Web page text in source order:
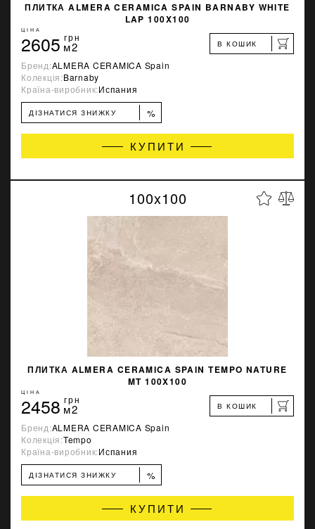
ПЛИТКА ALMERA CERAMICA SPAIN BARNABY WHITE
LAP 100X100
ЦІНА
2605 грн
м2 В КОШИК
Бренд:ALMERA CERAMICA Spain
Колекція:Barnaby
Країна-виробник:Испания
ДІЗНАТИСЯ ЗНИЖКУ %
КУПИТИ
100x100
ПЛИТКА ALMERA CERAMICA SPAIN TEMPO NATURE
MT 100X100
ЦІНА
2458 грн
м2 В КОШИК
Бренд:ALMERA CERAMICA Spain
Колекція:Tempo
Країна-виробник:Испания
ДІЗНАТИСЯ ЗНИЖКУ %
КУПИТИ